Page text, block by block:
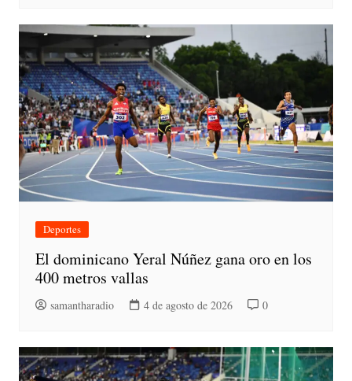
Deportes
El dominicano Yeral Núñez gana oro en los
400 metros vallas
samantharadio 4 de agosto de 2026 0